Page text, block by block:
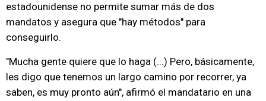
estadounidense no permite sumar más de dos
mandatos y asegura que "hay métodos" para
conseguirlo.
"Mucha gente quiere que lo haga (...) Pero, básicamente,
les digo que tenemos un largo camino por recorrer, ya
saben, es muy pronto aún", afirmó el mandatario en una